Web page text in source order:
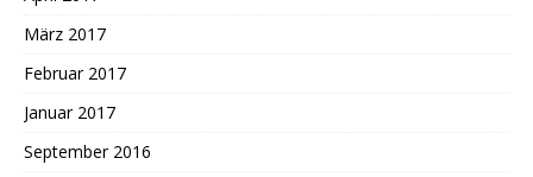
März 2017
Februar 2017
Januar 2017
September 2016